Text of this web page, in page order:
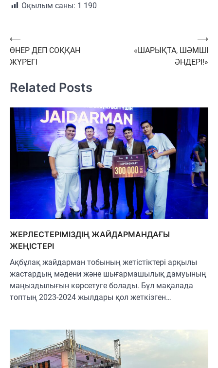
Оқылым саны: 1 190
Навигация
по
⟵
ӨНЕР ДЕП СОҚҚАН
ЖҮРЕГІ
«ШАРЫҚТА, ШӘМШІ
ӘНДЕРІ!»
⟶
Related Posts
ЖЕРЛЕСТЕРІМІЗДІҢ ЖАЙДАРМАНДАҒЫ
ЖЕҢІСТЕРІ
Ақбұлақ жайдарман тобының жетістіктері арқылы
жастардың мәдени және шығармашылық дамуының
маңыздылығын көрсетуге болады. Бұл мақалада
топтың 2023-2024 жылдары қол жеткізген…